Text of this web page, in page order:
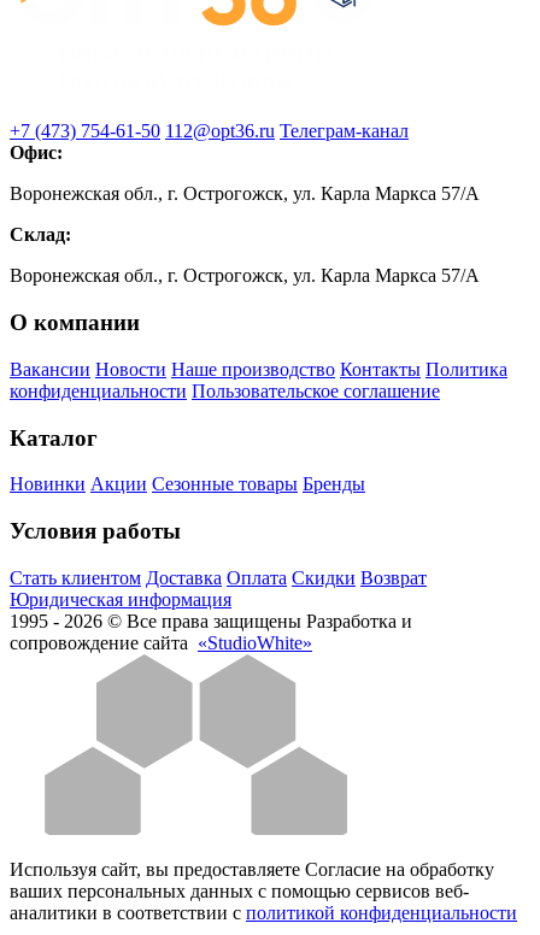
+7 (473) 754-61-50 112@opt36.ru Телеграм-канал
Офис:
Воронежская обл., г. Острогожск, ул. Карла Маркса 57/А
Склад:
Воронежская обл., г. Острогожск, ул. Карла Маркса 57/А
О компании
Вакансии Новости Наше производство Контакты Политика
конфиденциальности Пользовательское соглашение
Каталог
Новинки Акции Сезонные товары Бренды
Условия работы
Стать клиентом Доставка Оплата Скидки Возврат
Юридическая информация
1995 - 2026 © Все права защищены Разработка и
сопровождение сайта «StudioWhite»
Используя сайт, вы предоставляете Согласие на обработку
ваших персональных данных с помощью сервисов веб-
аналитики в соответствии с политикой конфиденциальности